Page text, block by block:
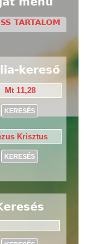
TARTALOM
kereső